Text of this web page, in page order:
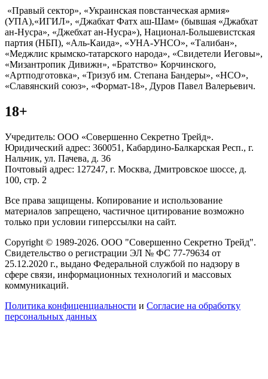
«Правый сектор», «Украинская повстанческая армия»
(УПА),«ИГИЛ», «Джабхат Фатх аш-Шам» (бывшая «Джабхат
ан-Нусра», «Джебхат ан-Нусра»), Национал-Большевистская
партия (НБП), «Аль-Каида», «УНА-УНСО», «Талибан»,
«Меджлис крымско-татарского народа», «Свидетели Иеговы»,
«Мизантропик Дивижн», «Братство» Корчинского,
«Артподготовка», «Тризуб им. Степана Бандеры», «НСО»,
«Славянский союз», «Формат-18», Дуров Павел Валерьевич.
18+
Учредитель: ООО «Совершенно Секретно Трейд».
Юридический адрес: 360051, Кабардино-Балкарская Респ., г.
Нальчик, ул. Пачева, д. 36
Почтовый адрес: 127247, г. Москва, Дмитровское шоссе, д.
100, стр. 2
Все права защищены. Копирование и использование
материалов запрещено, частичное цитирование возможно
только при условии гиперссылки на сайт.
Copyright © 1989-2026. ООО "Совершенно Секретно Трейд".
Свидетельство о регистрации ЭЛ № ФС 77-79634 от
25.12.2020 г., выдано Федеральной службой по надзору в
сфере связи, информационных технологий и массовых
коммуникаций.
Политика конфиценциальности и Согласие на обработку
персональных данных